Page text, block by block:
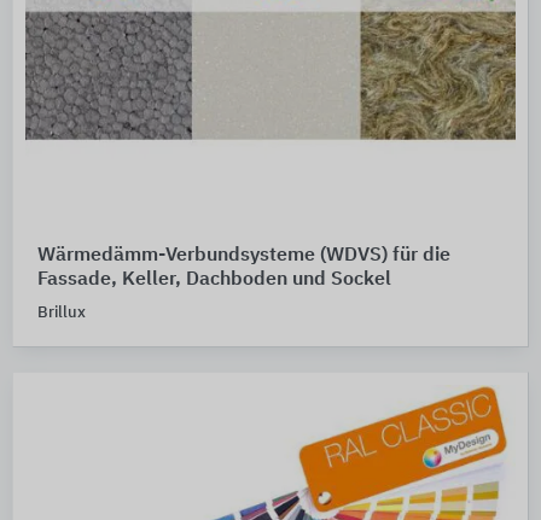
Wärmedämm-Verbundsysteme (WDVS) für die
Fassade, Keller, Dachboden und Sockel
Brillux